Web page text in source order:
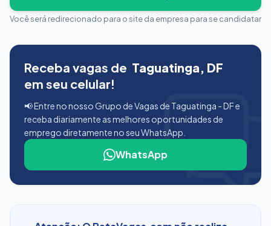
Você será redirecionado para o site da empresa para se candidatar
Receba vagas de Taguatinga, DF
em seu celular!
📢 Entre no nosso Grupo de Vagas de Taguatinga - DF e
receba diariamente as melhores oportunidades de
emprego diretamente no seu WhatsApp.
WhatsApp